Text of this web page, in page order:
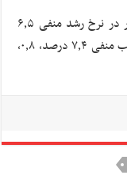
سهم ارزش افزوده هر یک از فعالیت های مذکور در نرخ رشد منفی ۶٫۵
درصدی تولید ناخالص داخلی در سال ۹۸ به ترتیب منفی ۷٫۴ درصد، ۰٫۸،